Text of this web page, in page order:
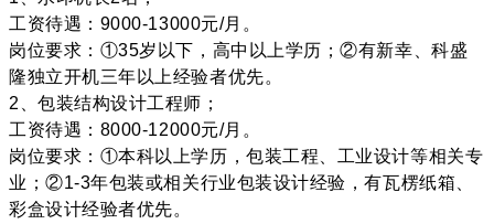
工资待遇：9000-13000元/月。
岗位要求：①35岁以下，高中以上学历；②有新幸、科盛
隆独立开机三年以上经验者优先。
2、包装结构设计工程师；
工资待遇：8000-12000元/月。
岗位要求：①本科以上学历，包装工程、工业设计等相关专
业；②1-3年包装或相关行业包装设计经验，有瓦楞纸箱、
彩盒设计经验者优先。